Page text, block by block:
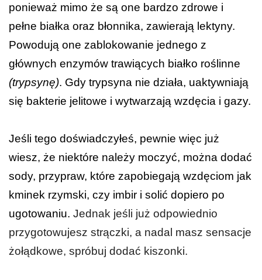
ponieważ mimo że są one bardzo zdrowe i
pełne białka oraz błonnika, zawierają lektyny.
Powodują one zablokowanie jednego z
głównych enzymów trawiących białko roślinne
(trypsynę). Gdy trypsyna nie działa, uaktywniają
się bakterie jelitowe i wytwarzają wzdęcia i gazy.
Jeśli tego doświadczyłeś, pewnie więc już
wiesz, że niektóre należy moczyć, można dodać
sody, przypraw, które zapobiegają wzdęciom jak
kminek rzymski, czy imbir i solić dopiero po
ugotowaniu. Jednak jeśli już odpowiednio
przygotowujesz strączki, a nadal masz sensacje
żołądkowe, spróbuj dodać kiszonki.